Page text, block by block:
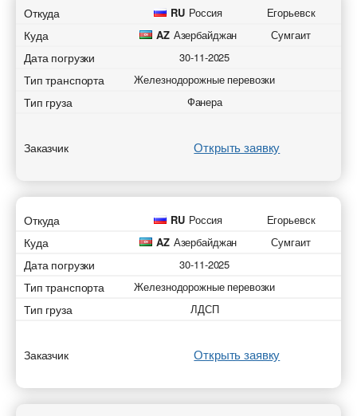
Откуда RU Россия Егорьевск
Куда AZ Азербайджан Сумгаит
Дата погрузки 30-11-2025
Тип транспорта Железнодорожные перевозки
Тип груза Фанера
Заказчик Открыть заявку
Откуда RU Россия Егорьевск
Куда AZ Азербайджан Сумгаит
Дата погрузки 30-11-2025
Тип транспорта Железнодорожные перевозки
Тип груза ЛДСП
Заказчик Открыть заявку